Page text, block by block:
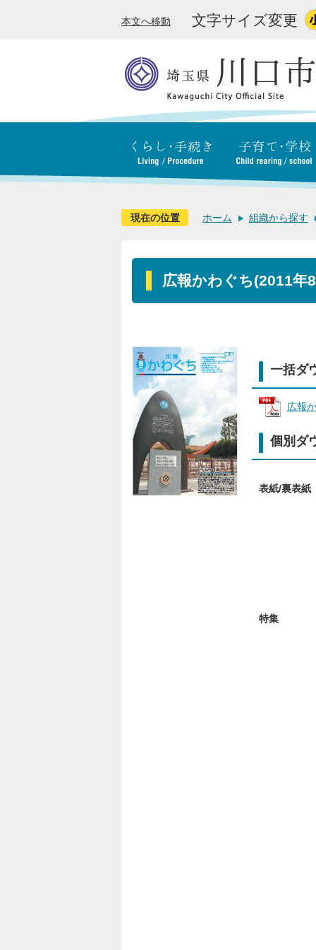
本文へ移動 文字サイズ変更
現在の位置 ホーム 組織から探す
広報かわぐち(2011年
一括ダ
広報
個別ダ
表紙/裏表紙
特集